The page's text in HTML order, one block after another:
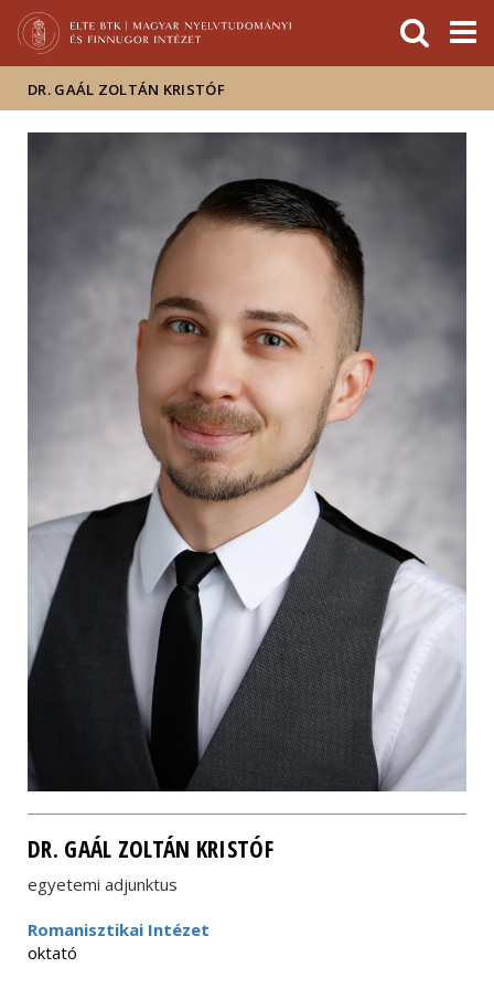
Hírek
Események
ELTE a
sajtóban
DR. GAÁL ZOLTÁN KRISTÓF
DR. GAÁL ZOLTÁN KRISTÓF
egyetemi adjunktus
Romanisztikai Intézet
oktató